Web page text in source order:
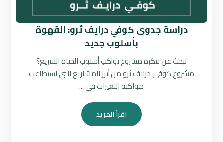
دراسة جدوى كوفي درايف ثرو: القهوة
بأسلوب جديد
تبحث عن فكرة مشروع تواكب أسلوب الحياة السريع؟
مشروع كوفي درايف ثرو من أبرز المشاريع التي استطاعت
مواكبة التغيرات في ...
اقرأ المزيد